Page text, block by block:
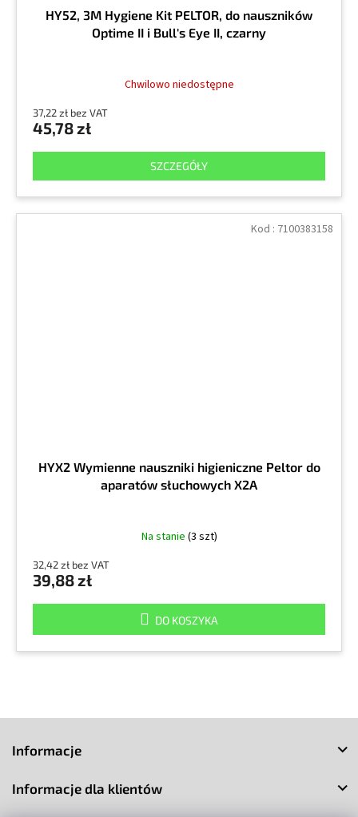
HY52, 3M Hygiene Kit PELTOR, do nauszników
Optime II i Bull's Eye II, czarny
Chwilowo niedostępne
37,22 zł bez VAT
45,78 zł
SZCZEGÓŁY
HYX2 Wymienne nauszniki higieniczne Peltor do
aparatów słuchowych X2A
Na stanie (3 szt)
32,42 zł bez VAT
39,88 zł
DO KOSZYKA
Kod : 7100383158
Informacje
Informacje dla klientów